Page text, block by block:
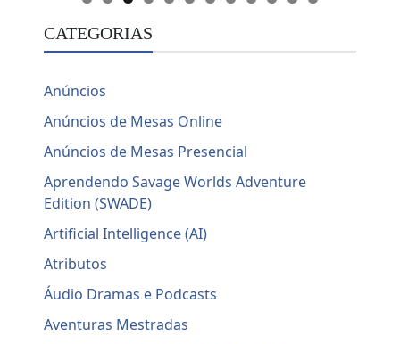
CATEGORIAS
Anúncios
Anúncios de Mesas Online
Anúncios de Mesas Presencial
Aprendendo Savage Worlds Adventure
Edition (SWADE)
Artificial Intelligence (AI)
Atributos
Áudio Dramas e Podcasts
Aventuras Mestradas